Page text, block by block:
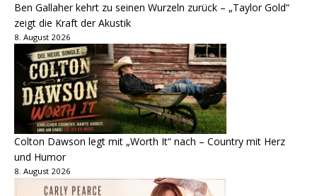
Ben Gallaher kehrt zu seinen Wurzeln zurück – „Taylor Gold“
zeigt die Kraft der Akustik
8. August 2026
Colton Dawson legt mit „Worth It“ nach – Country mit Herz
und Humor
8. August 2026